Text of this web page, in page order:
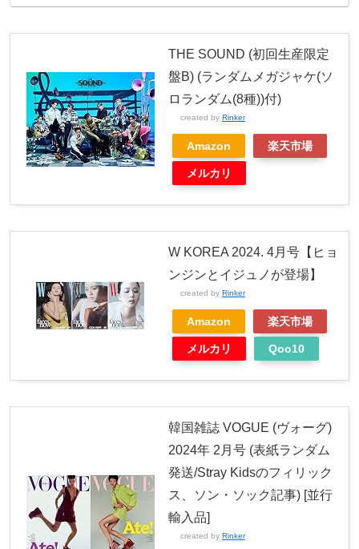
THE SOUND (初回生産限定
盤B) (ランダムメガジャケ(ソ
ロランダム(8種))付)
created by Rinker
Amazon 楽天市場
メルカリ
W KOREA 2024. 4月号【ヒョ
ンジンとイジュノが登場】
created by Rinker
Amazon 楽天市場
メルカリ Qoo10
韓国雑誌 VOGUE (ヴォーグ)
2024年 2月号 (表紙ランダム
発送/Stray Kidsのフィリック
ス、ソン・ソック記事) [並行
輸入品]
created by Rinker